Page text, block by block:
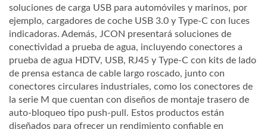
soluciones de carga USB para automóviles y marinos, por
ejemplo, cargadores de coche USB 3.0 y Type-C con luces
indicadoras. Además, JCON presentará soluciones de
conectividad a prueba de agua, incluyendo conectores a
prueba de agua HDTV, USB, RJ45 y Type-C con kits de lado
de prensa estanca de cable largo roscado, junto con
conectores circulares industriales, como los conectores de
la serie M que cuentan con diseños de montaje trasero de
auto-bloqueo tipo push-pull. Estos productos están
diseñados para ofrecer un rendimiento confiable en